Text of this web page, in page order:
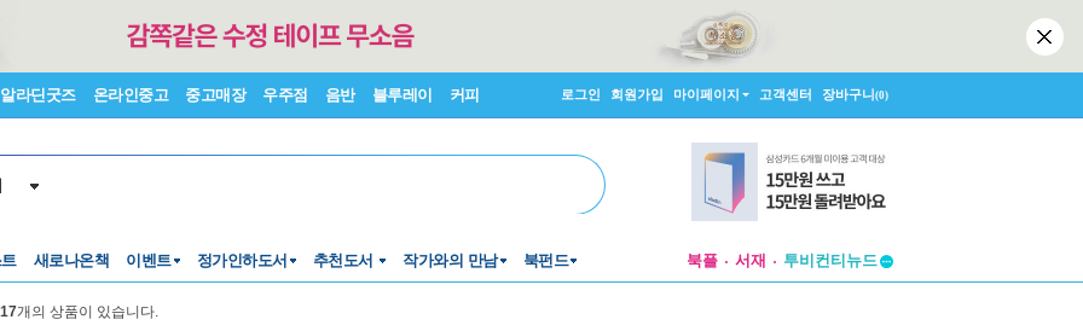
알라딘굿즈 온라인중고 중고매장 우주점 음반 블루레이 커피 로그인 회원가입 마이페이지 고객센터 장바구니(0)
새로나온책 이벤트 정가인하도서 추천도서 작가와의 만남 북펀드 북플 서재
창작플랫폼
개의 상품이 있습니다.